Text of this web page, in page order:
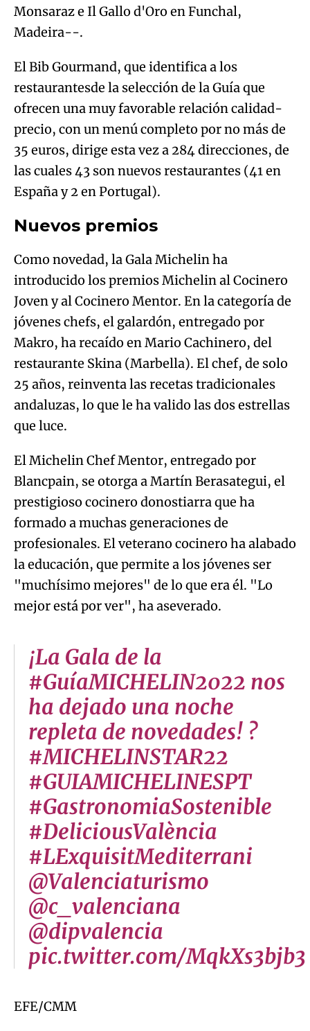
Monsaraz e Il Gallo d'Oro en Funchal,
Madeira--.
El Bib Gourmand, que identifica a los
restaurantesde la selección de la Guía que
ofrecen una muy favorable relación calidad-
precio, con un menú completo por no más de
35 euros, dirige esta vez a 284 direcciones, de
las cuales 43 son nuevos restaurantes (41 en
España y 2 en Portugal).
Nuevos premios
Como novedad, la Gala Michelin ha
introducido los premios Michelin al Cocinero
Joven y al Cocinero Mentor. En la categoría de
jóvenes chefs, el galardón, entregado por
Makro, ha recaído en Mario Cachinero, del
restaurante Skina (Marbella). El chef, de solo
25 años, reinventa las recetas tradicionales
andaluzas, lo que le ha valido las dos estrellas
que luce.
El Michelin Chef Mentor, entregado por
Blancpain, se otorga a Martín Berasategui, el
prestigioso cocinero donostiarra que ha
formado a muchas generaciones de
profesionales. El veterano cocinero ha alabado
la educación, que permite a los jóvenes ser
"muchísimo mejores" de lo que era él. "Lo
mejor está por ver", ha aseverado.
¡La Gala de la
#GuíaMICHELIN2022 nos
ha dejado una noche
repleta de novedades! ?
#MICHELINSTAR22
#GUIAMICHELINESPT
#GastronomiaSostenible
#DeliciousValència
#LExquisitMediterrani
@Valenciaturismo
@c_valenciana
@dipvalencia
pic.twitter.com/MqkXs3bjb3
EFE/CMM